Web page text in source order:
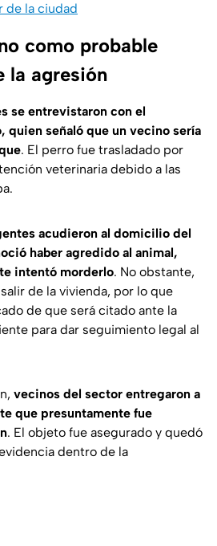
de la ciudad
como probable
la agresión
se entrevistaron con el
quien señaló que un vecino sería
. El perro fue trasladado por
veterinaria debido a las
acudieron al domicilio del
haber agredido al animal,
intentó morderlo. No obstante,
de la vivienda, por lo que
de que será citado ante la
para dar seguimiento legal al
vecinos del sector entregaron a
que presuntamente fue
. El objeto fue asegurado y quedó
dentro de la